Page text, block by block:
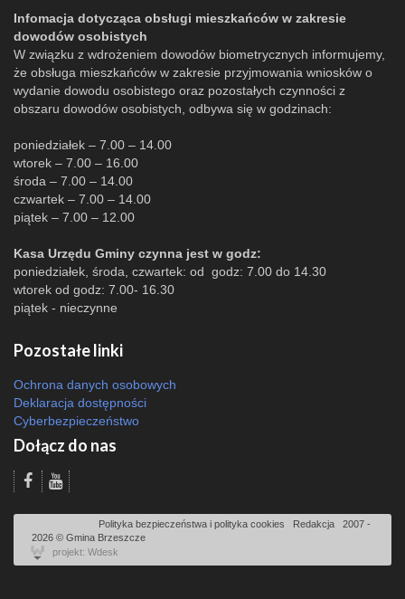
Infomacja dotycząca obsługi mieszkańców w zakresie
dowodów osobistych
W związku z wdrożeniem dowodów biometrycznych informujemy,
że obsługa mieszkańców w zakresie przyjmowania wniosków o
wydanie dowodu osobistego oraz pozostałych czynności z
obszaru dowodów osobistych, odbywa się w godzinach:
poniedziałek – 7.00 – 14.00
wtorek – 7.00 – 16.00
środa – 7.00 – 14.00
czwartek – 7.00 – 14.00
piątek – 7.00 – 12.00
Kasa Urzędu Gminy czynna jest w godz:
poniedziałek, środa, czwartek: od godz: 7.00 do 14.30
wtorek od godz: 7.00- 16.30
piątek - nieczynne
Pozostałe linki
Ochrona danych osobowych
Deklaracja dostępności
Cyberbezpieczeństwo
Dołącz do nas
Polityka bezpieczeństwa i polityka cookies Redakcja
2007 -
2026 © Gmina Brzeszcze
projekt: Wdesk